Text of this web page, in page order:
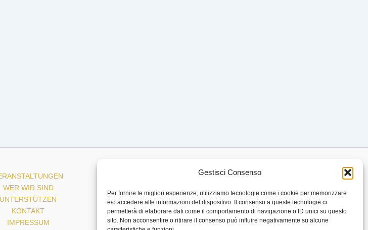
Gestisci Consenso
Per fornire le migliori esperienze, utilizziamo tecnologie come i cookie per memorizzare
e/o accedere alle informazioni del dispositivo. Il consenso a queste tecnologie ci
permetterà di elaborare dati come il comportamento di navigazione o ID unici su questo
sito. Non acconsentire o ritirare il consenso può influire negativamente su alcune
WER WIR SIND
UNTERSTÜTZEN
KONTAKT
IMPRESSUM